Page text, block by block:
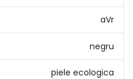
aVr
negru
piele ecologica